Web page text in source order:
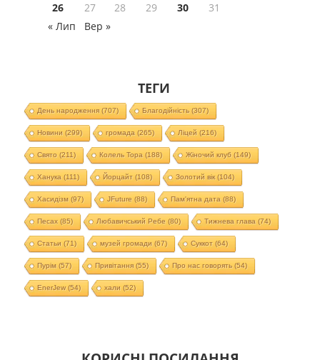
26
27 28 29 30
31
« Лип
Вер »
ТЕГИ
День народження(707) Благодійність(307)
Новини (299) громада (265) Ліцей (216)
Свято (211) Колель Тора (188) Жіночий клуб (149)
Ханука (111) Йорцайт (108) Золотий вік(104)
Хасидізм (97) JFuture (88) Пам'ятна дата (88)
Песах(85) Любавичський Ребе (80) Тижнева глава (74)
Статьи (71) музей громади (67) Суккот (64)
Пурім (57) Привітання(55) Про нас говорять(54)
EnerJew(54) хали (52)